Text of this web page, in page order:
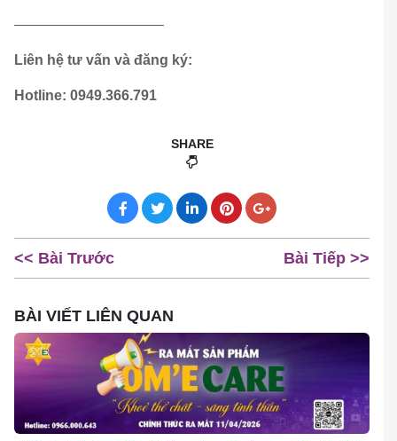
——————————–
Liên hệ tư vấn và đăng ký:
Hotline: 0949.366.791
SHARE
<< Bài Trước Bài Tiếp >>
BÀI VIẾT LIÊN QUAN